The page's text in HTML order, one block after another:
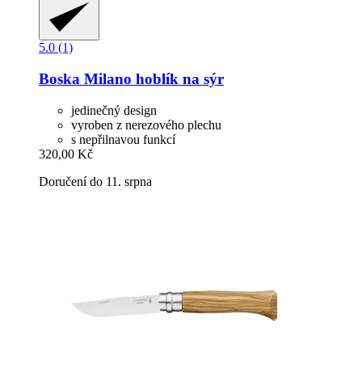
5.0 (1)
Boska Milano hoblík na sýr
jedinečný design
vyroben z nerezového plechu
s nepřilnavou funkcí
320,00 Kč
Doručení do 11. srpna